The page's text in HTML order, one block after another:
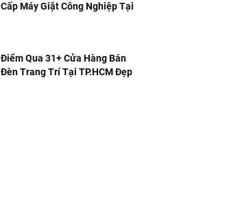
Cấp Máy Giặt Công Nghiệp Tại
Điểm Qua 31+ Cửa Hàng Bán
Đèn Trang Trí Tại TP.HCM Đẹp &